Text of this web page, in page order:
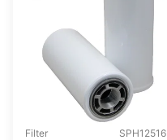
Filter SPH12516